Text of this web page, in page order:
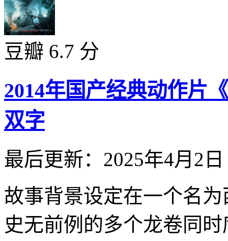
豆瓣 6.7 分
2014年国产经典动作片
双字
最后更新：2025年4月2日
故事背景设定在一个名
史无前例的多个龙卷同